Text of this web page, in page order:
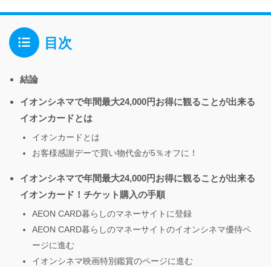
目次
結論
イオンシネマで年間最大24,000円お得に観ることが出来る
イオンカードとは
イオンカードとは
お客様感謝デーで買い物代金が5％オフに！
イオンシネマで年間最大24,000円お得に観ることが出来る
イオンカード！チケット購入の手順
AEON CARD暮らしのマネーサイトに登録
AEON CARD暮らしのマネーサイトのイオンシネマ優待ペ
ージに進む
イオンシネマ映画特別鑑賞のページに進む